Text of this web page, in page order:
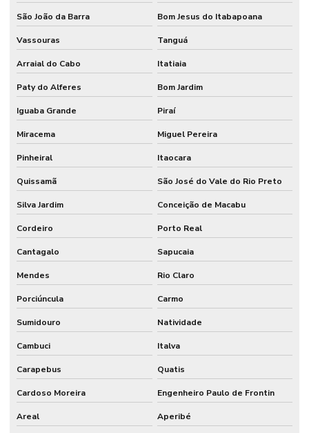
São João da Barra Bom Jesus do Itabapoana
Vassouras Tanguá
Arraial do Cabo Itatiaia
Paty do Alferes Bom Jardim
Iguaba Grande Piraí
Miracema Miguel Pereira
Pinheiral Itaocara
Quissamã São José do Vale do Rio Preto
Silva Jardim Conceição de Macabu
Cordeiro Porto Real
Cantagalo Sapucaia
Mendes Rio Claro
Porciúncula Carmo
Sumidouro Natividade
Cambuci Italva
Carapebus Quatis
Cardoso Moreira Engenheiro Paulo de Frontin
Areal Aperibé